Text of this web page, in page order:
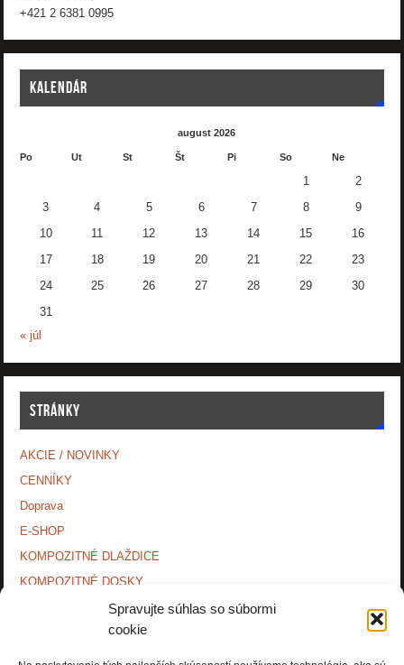
Spravujte súhlas so súbormi
cookie
+421 2 6381 0995
KALENDÁR
august 2026
Po Ut St Št Pi So Ne
1 2
3 4 5 6 7 8 9
10 11 12 13 14 15 16
17 18 19 20 21 22 23
24 25 26 27 28 29 30
31
« júl
STRÁNKY
AKCIE / NOVINKY
CENNÍKY
Doprava
E-SHOP
KOMPOZITNÉ DLAŽDICE
KOMPOZITNÉ DOSKY.
MONTÁŽNE NÁVODY